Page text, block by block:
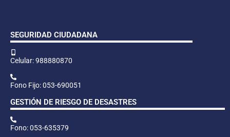
SEGURIDAD CIUDADANA
Celular: 988880870
Fono Fijo: 053-690051
GESTIÓN DE RIESGO DE DESASTRES
Fono: 053-635379